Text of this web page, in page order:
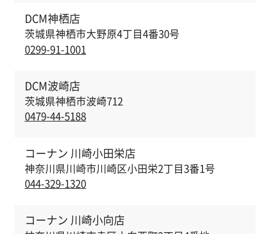
DCM神栖店
茨城県神栖市大野原4丁目4番30号
0299-91-1001
DCM波崎店
茨城県神栖市波崎712
0479-44-5188
コーナン 川崎小田栄店
神奈川県川崎市川崎区小田栄2丁目3番1号
044-329-1320
コーナン 川崎小向店